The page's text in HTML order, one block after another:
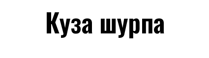
Куза шурпа